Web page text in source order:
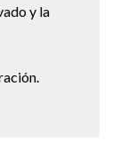
y la